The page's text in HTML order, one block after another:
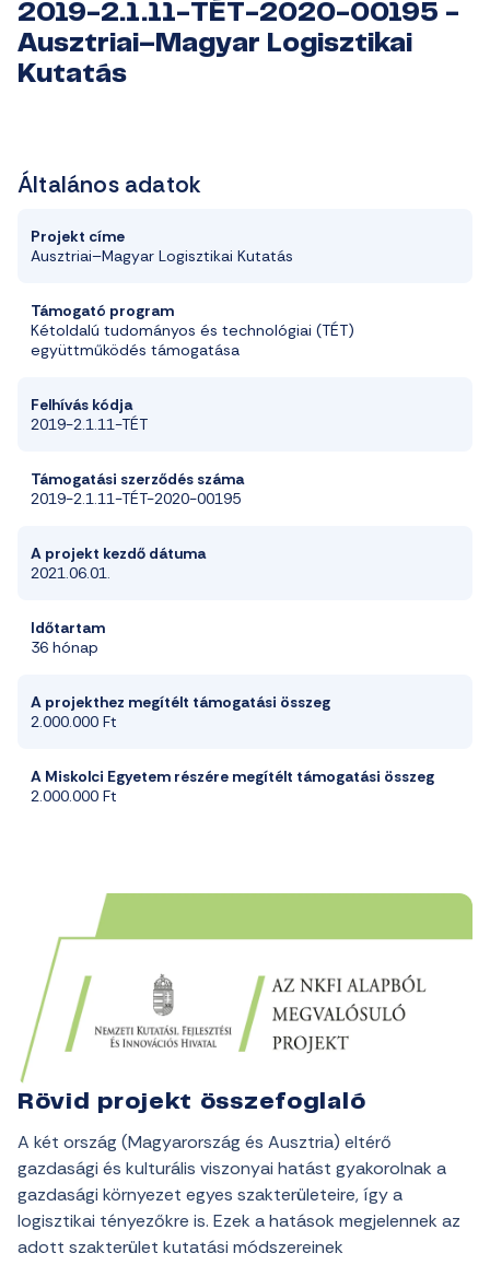
2019-2.1.11-TÉT-2020-00195 -
Ausztriai–Magyar Logisztikai
Kutatás
Általános adatok
Projekt címe
Ausztriai–Magyar Logisztikai Kutatás
Támogató program
Kétoldalú tudományos és technológiai (TÉT)
együttműködés támogatása
Felhívás kódja
2019-2.1.11-TÉT
Támogatási szerződés száma
2019-2.1.11-TÉT-2020-00195
A projekt kezdő dátuma
2021.06.01.
Időtartam
36 hónap
A projekthez megítélt támogatási összeg
2 000000 Ft
A Miskolci Egyetem részére megítélt támogatási összeg
2 000000 Ft
Rövid projekt összefoglaló
A két ország (Magyarország és Ausztria) eltérő
gazdasági és kulturális viszonyai hatást gyakorolnak a
gazdasági környezet egyes szakterületeire, így a
logisztikai tényezőkre is. Ezek a hatások megjelennek az
adott szakterület kutatási módszereinek